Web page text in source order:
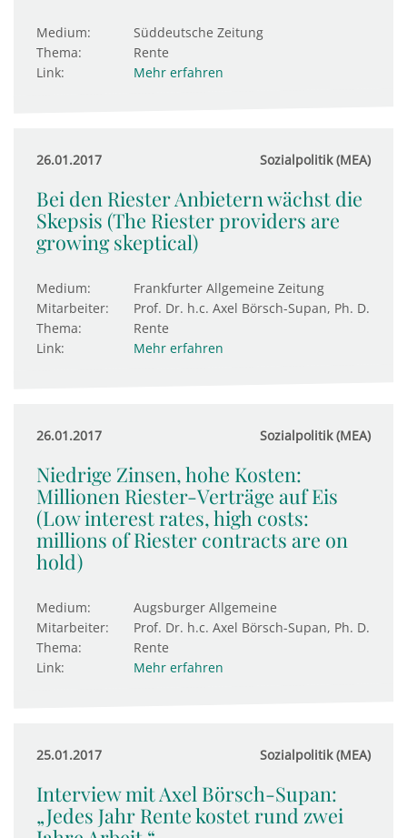
Medium:
Süddeutsche Zeitung
Thema:
Rente
Link:
Mehr erfahren
26.01.2017 Sozialpolitik (MEA)
Bei den Riester Anbietern wächst die
Skepsis (The Riester providers are
growing skeptical)
Medium:
Frankfurter Allgemeine Zeitung
Mitarbeiter:
Prof. Dr. h.c. Axel Börsch-Supan, Ph. D.
Thema:
Rente
Link:
Mehr erfahren
26.01.2017 Sozialpolitik (MEA)
Niedrige Zinsen, hohe Kosten:
Millionen Riester-Verträge auf Eis
(Low interest rates, high costs:
millions of Riester contracts are on
hold)
Medium:
Augsburger Allgemeine
Mitarbeiter:
Prof. Dr. h.c. Axel Börsch-Supan, Ph. D.
Thema:
Rente
Link:
Mehr erfahren
25.01.2017 Sozialpolitik (MEA)
Interview mit Axel Börsch-Supan:
„Jedes Jahr Rente kostet rund zwei